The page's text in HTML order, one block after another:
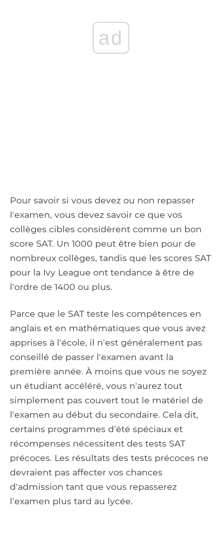
ad
Pour savoir si vous devez ou non repasser
l'examen, vous devez savoir ce que vos
collèges cibles considèrent comme un bon
score SAT. Un 1000 peut être bien pour de
nombreux collèges, tandis que les scores SAT
pour la Ivy League ont tendance à être de
l'ordre de 1400 ou plus.
Parce que le SAT teste les compétences en
anglais et en mathématiques que vous avez
apprises à l'école, il n'est généralement pas
conseillé de passer l'examen avant la
première année. À moins que vous ne soyez
un étudiant accéléré, vous n'aurez tout
simplement pas couvert tout le matériel de
l'examen au début du secondaire. Cela dit,
certains programmes d'été spéciaux et
récompenses nécessitent des tests SAT
précoces. Les résultats des tests précoces ne
devraient pas affecter vos chances
d'admission tant que vous repasserez
l'examen plus tard au lycée.